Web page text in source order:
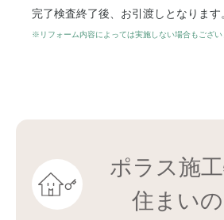
完了検査終了後、お引渡しとなります
※リフォーム内容によっては実施しない場合もござい
ポラス施
住まい